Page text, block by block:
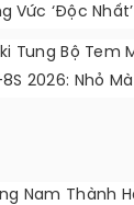
Vức ‘độc
Sắc Cầu Vồng
Tung Bộ Tem
8S 2026: Nhỏ
Nam Thành